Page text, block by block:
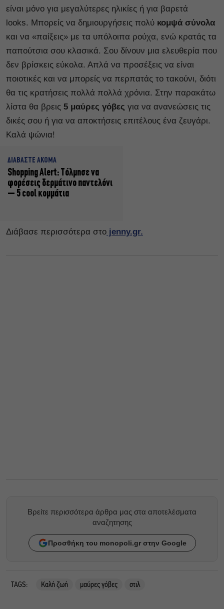
είναι μόνο για μεγαλύτερες ηλικίες ή για βαρετά
looks. Μπορείς να δημιουργήσεις πολύ κομψά σύνολα
και να «παίξεις» με τα υπόλοιπα ρούχα, ενώ κρατάς τα
παπούτσια σου κλασικά. Σου δίνουν μια ελευθερία που
δεν βρίσκεις εύκολα. Απλά να προσέξεις να είναι
ποιοτικές και να μπορείς να περπατάς το τακούνι, διότι
θα τις κρατήσεις πολλά πολλά χρόνια. Στην παρακάτω
λίστα θα βρεις 5 μαύρες γόβες για να ανανεώσεις τις
δικές σου ή για να αποκτήσεις επιτέλους ένα ζευγάρι.
Καλά ψώνια!
ΔΙΑΒΑΣΤΕ ΑΚΟΜΑ
Shopping Alert: Τόλμησε να
φορέσεις δερμάτινο παντελόνι
– 5 cool κομμάτια
Διάβασε περισσότερα στο jenny.gr.
Βρείτε περισσότερα άρθρα μας στα αποτελέσματα
αναζητησης
Προσθήκη του monopoli.gr στην Google
TAGS: Καλή ζωή μαύρες γόβες στιλ